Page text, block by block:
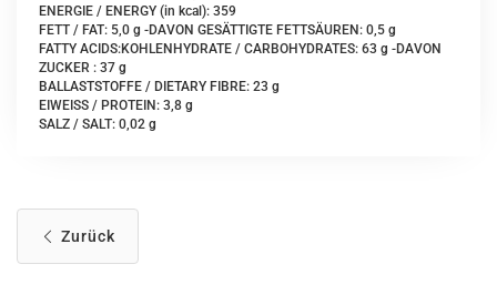
ENERGIE / ENERGY (in kcal): 359
FETT / FAT: 5,0 g -DAVON GESÄTTIGTE FETTSÄUREN: 0,5 g
FATTY ACIDS:KOHLENHYDRATE / CARBOHYDRATES: 63 g -DAVON
ZUCKER : 37 g
BALLASTSTOFFE / DIETARY FIBRE: 23 g
EIWEISS / PROTEIN: 3,8 g
SALZ / SALT: 0,02 g
Zurück